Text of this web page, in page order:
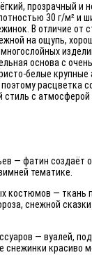
прозрачный и
30 г/м² и
В отличие от
на ощупь,
основа с
белые
расцветка
с атмосферой
— фатин создаёт
тематике.
костюмов — ткань
снежной
— вуалей,
снежинки красиво